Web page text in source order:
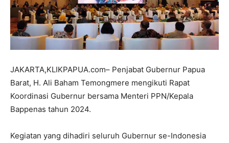
JAKARTA,KLIKPAPUA.com– Penjabat Gubernur Papua
Barat, H. Ali Baham Temongmere mengikuti Rapat
Koordinasi Gubernur bersama Menteri PPN/Kepala
Bappenas tahun 2024.
Kegiatan yang dihadiri seluruh Gubernur se-Indonesia